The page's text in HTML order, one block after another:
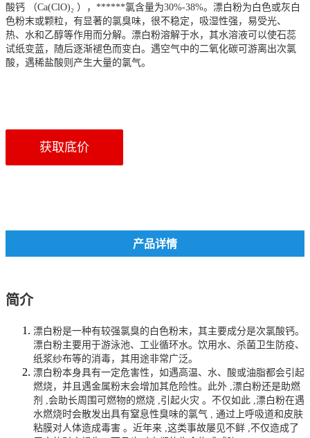
酸钙 （Ca(ClO)₂ ），******氯含量为30%-38%。漂白粉为白色或灰白
色粉末或颗粒，有显著的氯臭味，很不稳定，吸湿性强，易受光、
热、水和乙醇等作用而分解。漂白粉溶解于水，其水溶液可以使石蕊
试纸变蓝，随后逐渐褪色而变白。遇空气中的二氧化碳可游离出次氯
酸，遇稀盐酸则产生大量的氯气。
获取底价
产品详情
简介
漂白粉是一种有较强氯臭的白色粉末，其主要成分是次氯酸钙。
漂白粉主要用于游泳池、工业循环水。饮用水、杀菌卫生防疫、
纸浆纱布等的消毒，其用途非常广泛。
漂白粉本身具有一定危害性，如遇高温、水、酸或油脂都会引起
燃烧，并且遇金属粉末会增加其危险性。此外 ,漂白粉还是助燃
剂 ,会助长周围可燃物的燃烧 ,引起火灾 。不仅如此 ,漂白粉在遇
水燃烧时会散发出具有窒息性臭味的氯气 , 通过上呼吸道和皮肤
粘膜对人体造成毒害 。近年来 ,这类事故屡见不鲜 ,不仅造成了